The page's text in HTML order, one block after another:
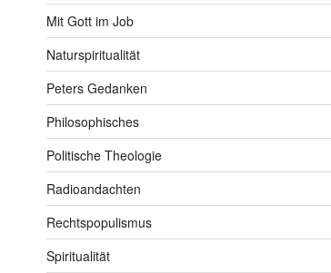
Mit Gott im Job
Naturspiritualität
Peters Gedanken
Philosophisches
Politische Theologie
Radioandachten
Rechtspopulismus
Spiritualität